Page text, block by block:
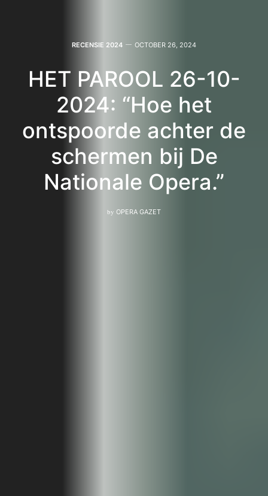
RECENSIE 2024 OCTOBER 26, 2024
HET PAROOL 26-10-
2024: “Hoe het
ontspoorde achter de
schermen bij De
Nationale Opera.”
by OPERA GAZET